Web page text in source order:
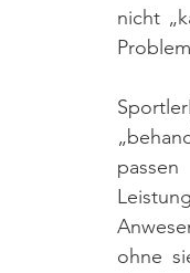
nicht
ohne